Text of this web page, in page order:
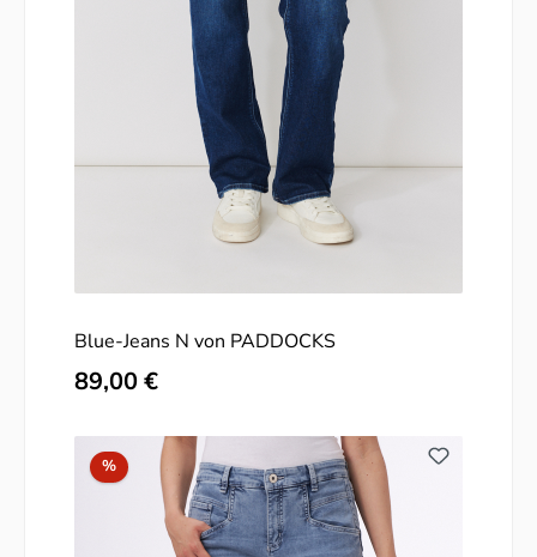
Blue-Jeans N von PADDOCKS
Regulärer Preis:
89,00 €
%Rabatt